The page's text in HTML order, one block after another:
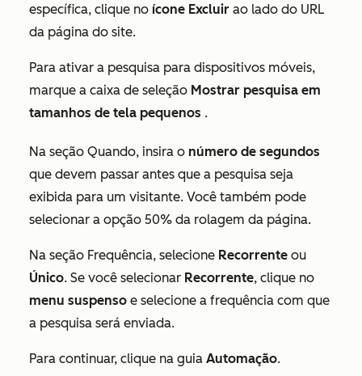
específica, clique no ícone Excluir ao lado do URL
da página do site.
Para ativar a pesquisa para dispositivos móveis,
marque a caixa de seleção Mostrar pesquisa em
tamanhos de tela pequenos .
Na seção Quando, insira o número de segundos
que devem passar antes que a pesquisa seja
exibida para um visitante. Você também pode
selecionar a opção 50% da rolagem da página.
Na seção Frequência, selecione Recorrente ou
Único. Se você selecionar Recorrente, clique no
menu suspenso e selecione a frequência com que
a pesquisa será enviada.
Para continuar, clique na guia Automação.